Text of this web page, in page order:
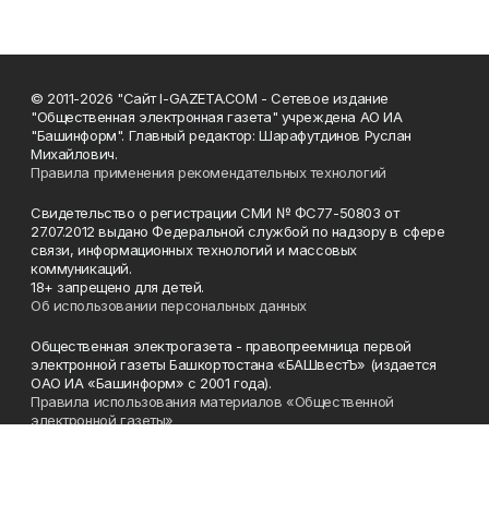
© 2011-2026 "Сайт I-GAZETA.COM - Сетевое издание
"Общественная электронная газета" учреждена АО ИА
"Башинформ". Главный редактор: Шарафутдинов Руслан
Михайлович.
Правила применения рекомендательных технологий
Свидетельство о регистрации СМИ № ФС77-50803 от
27.07.2012 выдано Федеральной службой по надзору в сфере
связи, информационных технологий и массовых
коммуникаций.
18+ запрещено для детей.
Об использовании персональных данных
Общественная электрогазета - правопреемница первой
электронной газеты Башкортостана «БАШвестЪ» (издается
ОАО ИА «Башинформ» с 2001 года).
Правила использования материалов «Общественной
электронной газеты»